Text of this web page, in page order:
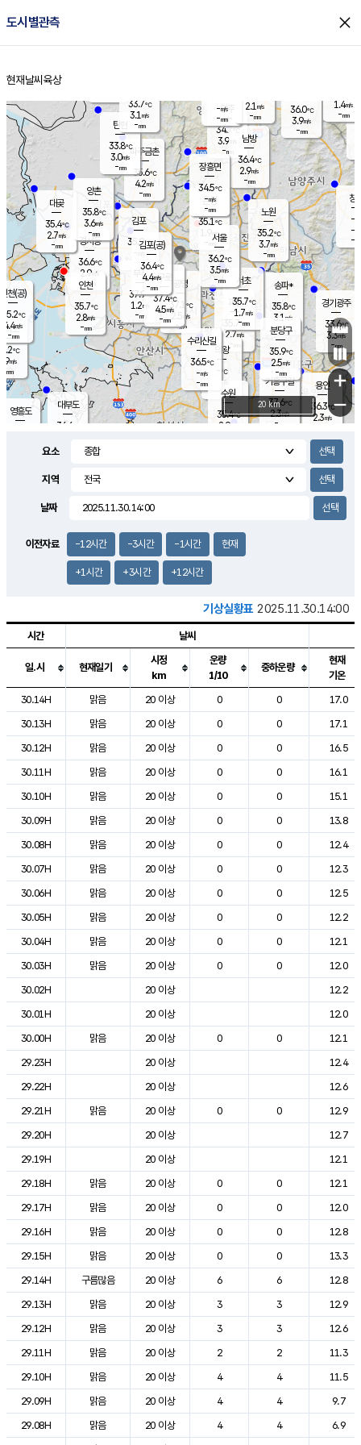
도시별관측 close
홈
현재날씨 육상
의도
℃
m/s
mm
영흥도
양주
34.7℃
3.9
-mm
과천
35.7℃
2.7m/s
- mm
용인
36.3℃
2.3m/s
경기광주
33.6℃
3.3m/s
-mm
3.4m/s
대부도
36.6
경서동
36.6℃
2.9m/s
-mm
파주금촌
35.6℃
4.2m/s
-mm
36.0℃
3.9m/s
-mm
대곶
35.4℃
2.7m/s
-mm
창
-
-m/
-
탄현
33.8℃
3.0m/s
-mm
1.4m/s
-mm
의왕
- ℃
m/s
mm
김포
35.9℃
-m/s
mm
광명
37.1
℃
2.5 m/s
-mm
부천
37.9℃
1.2m/s
-mm
양촌
35.8℃
3.6m/s
-mm
구로
37.4℃
4.5m/s
-mm
은평
35.1℃
1.9 m/s
- mm
노원
35.2℃
3.7m/s
-mm
송파*
35.8℃
3.1 m/s
-mm
서초
35.7℃
1.7m/s
-mm
남방
36.4℃
2.9m/s
-mm
기흥구갈
37.6℃
2.3m/s
-
수리산길
36.5℃
-m/s
-mm
분당구
35.9℃
2.5m/s
-mm
장흥면
34.5℃
-m/s
-mm
-m/s
-mm
인천(공)
35.2℃
4.4m/s
-mm
김포(공)
36.4℃
4.4m/s
-mm
수원
35.4℃
2.9m/s
인천
35.7℃
2.8m/s
-mm
서울
36.2℃
3.5m/s
-mm
33.7℃
3.1 m/s
-mm
2.1 m/s
-mm
+
−
20 km
요소
지역
날짜
이전자료 -12시간 -3시간 -1시간 현재
+1시간 +3시간 +12시간
기상실황표 2025.11.30.14:00
도시별 기상실황표로 지점, 날씨, 기온, 강수, 바람, 기압등을 안내한 표입
시간 날씨
일.시 현재일기
시정
km
운량
1/10
중하운량
현재
기온
30.14H
맑음 20 이상 0 0
17.0
30.13H
맑음 20 이상 0 0
17.1
30.12H
맑음 20 이상 0 0
16.5
30.11H
맑음 20 이상 0 0
16.1
30.10H
맑음 20 이상 0 0
15.1
30.09H
맑음 20 이상 0 0
13.8
30.08H
맑음 20 이상 0 0
12.4
30.07H
맑음 20 이상 0 0
12.3
30.06H
맑음 20 이상 0 0
12.5
30.05H
맑음 20 이상 0 0
12.2
30.04H
맑음 20 이상 0 0
12.1
30.03H
맑음 20 이상 0 0
12.0
30.02H
20 이상
12.2
30.01H
20 이상
12.0
30.00H
맑음 20 이상 0 0
12.1
29.23H
20 이상
12.4
29.22H
20 이상
12.6
29.21H
맑음 20 이상 0 0
12.9
29.20H
20 이상
12.7
29.19H
20 이상
12.1
29.18H
맑음 20 이상 0 0
12.1
29.17H
맑음 20 이상 0 0
12.0
29.16H
맑음 20 이상 0 0
12.8
29.15H
맑음 20 이상 0 0
13.3
29.14H
구름많음 20 이상 6 6
12.8
29.13H
맑음 20 이상 3 3
12.9
29.12H
맑음 20 이상 3 3
12.6
29.11H
맑음 20 이상 2 2
11.3
29.10H
맑음 20 이상 4 4
11.5
29.09H
맑음 20 이상 4 4
9.7
29.08H
맑음 20 이상 4 4
6.9